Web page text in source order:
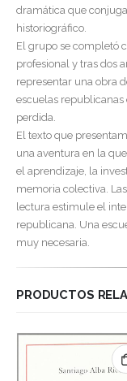
dramática que
historiográfico.
El grupo se completó
profesional y tras dos
representar una obra
escuelas republicanas
perdida.
El texto que
una aventura en la
el aprendizaje, la
memoria colectiva.
lectura estimule el
republicana. Una
muy necesaria.
PRODUCTOS